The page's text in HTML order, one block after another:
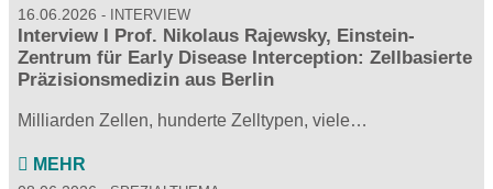
16.06.2026 INTERVIEW
Interview I Prof. Nikolaus Rajewsky, Einstein-
Zentrum für Early Disease Interception: Zellbasierte
Präzisionsmedizin aus Berlin
Milliarden Zellen, hunderte Zelltypen, viele…
MEHR